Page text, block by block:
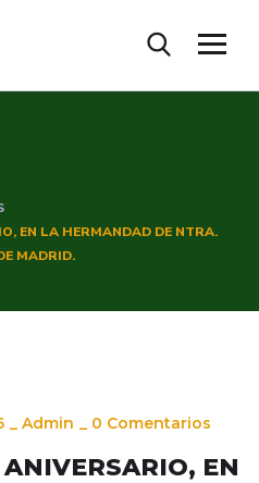
EN LA HERMANDAD DE NTRA.
MADRID.
Admin 0 Comentarios
EN